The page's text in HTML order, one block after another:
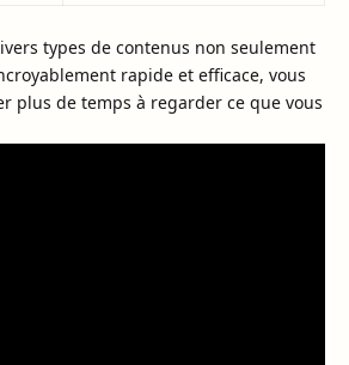
types de contenus non seulement
rapide et efficace, vous
plus de temps à regarder ce que vous